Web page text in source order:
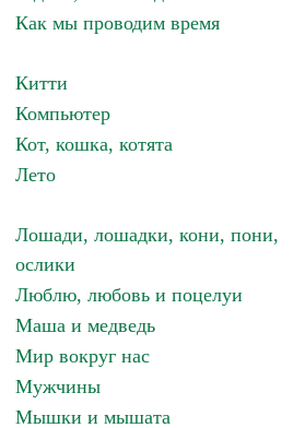
Как мы проводим время
Китти
Компьютер
Кот, кошка, котята
Лето
Лошади, лошадки, кони, пони,
ослики
Люблю, любовь и поцелуи
Маша и медведь
Мир вокруг нас
Мужчины
Мышки и мышата